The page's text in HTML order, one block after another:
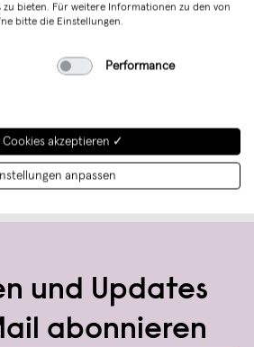
Nativ
und Updates
abonnieren
bieten. Für weitere Informationen zu den von
bitte die Einstellungen.
Performance
Cookies akzeptieren ✓
anpassen